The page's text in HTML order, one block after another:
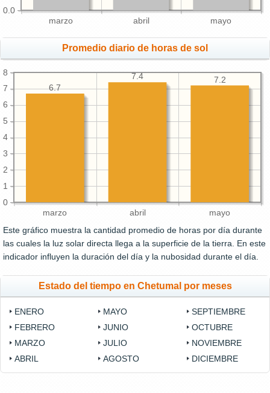
marzo abril mayo
0.0
Promedio diario de horas de sol
marzo abril mayo
0
1
2
3
4
5
6
7
8
7.2
7.4
6.7
Este gráfico muestra la cantidad promedio de horas por día durante
las cuales la luz solar directa llega a la superficie de la tierra. En este
indicador influyen la duración del día y la nubosidad durante el día.
Estado del tiempo en Chetumal por meses
ENERO
FEBRERO
MARZO
ABRIL
MAYO
JUNIO
JULIO
AGOSTO
SEPTIEMBRE
OCTUBRE
NOVIEMBRE
DICIEMBRE